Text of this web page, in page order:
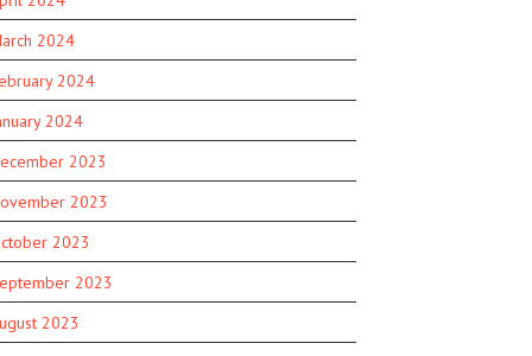
2024
2024
2024
2023
2023
2023
2023
2023